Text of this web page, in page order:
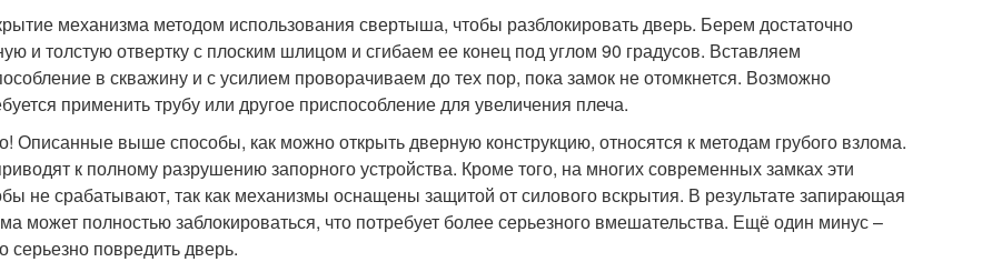
механизма методом использования свертыша, чтобы разблокировать дверь. Берем достаточно
и толстую отвертку с плоским шлицом и сгибаем ее конец под углом 90 градусов. Вставляем
в скважину и с усилием проворачиваем до тех пор, пока замок не отомкнется. Возможно
применить трубу или другое приспособление для увеличения плеча.
Описанные выше способы, как можно открыть дверную конструкцию, относятся к методам грубого взлома.
к полному разрушению запорного устройства. Кроме того, на многих современных замках эти
не срабатывают, так как механизмы оснащены защитой от силового вскрытия. В результате запирающая
может полностью заблокироваться, что потребует более серьезного вмешательства. Ещё один минус –
серьезно повредить дверь.